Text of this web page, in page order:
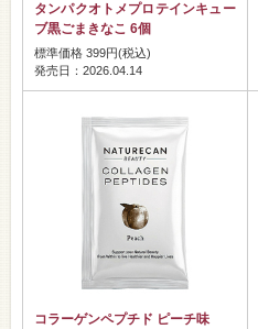
タンパクオトメプロテインキュー
ブ黒ごまきなこ 6個
標準価格 399円(税込)
発売日：2026.04.14
コラーゲンペプチド ピーチ味